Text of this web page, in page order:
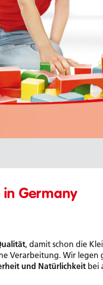
Germany
, damit schon die
Verarbeitung. Wir
und Natürlichkeit bei